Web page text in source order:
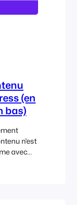
(en
bas)
n'est
avec